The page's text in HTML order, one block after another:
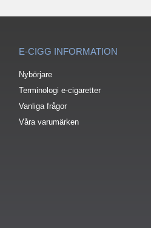
E-CIGG INFORMATION
Nybörjare
Terminologi e-cigaretter
Vanliga frågor
Våra varumärken